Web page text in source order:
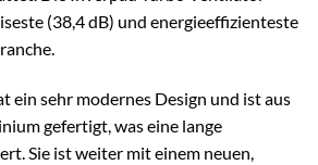
(38,4 dB) und energieeffizienteste
ein sehr modernes Design und ist aus
gefertigt, was eine lange
Sie ist weiter mit einem neuen,